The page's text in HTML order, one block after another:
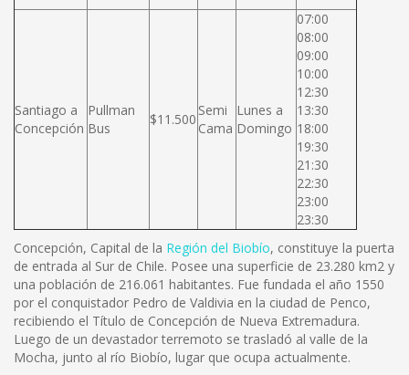
Santiago a
Concepción
Pullman
Bus
$11.500
Semi
Cama
Lunes a
Domingo
07:00
08:00
09:00
10:00
12:30
13:30
18:00
19:30
21:30
22:30
23:00
23:30
Concepción, Capital de la Región del Biobío, constituye la puerta
de entrada al Sur de Chile. Posee una superficie de 23.280 km2 y
una población de 216.061 habitantes. Fue fundada el año 1550
por el conquistador Pedro de Valdivia en la ciudad de Penco,
recibiendo el Título de Concepción de Nueva Extremadura.
Luego de un devastador terremoto se trasladó al valle de la
Mocha, junto al río Biobío, lugar que ocupa actualmente.